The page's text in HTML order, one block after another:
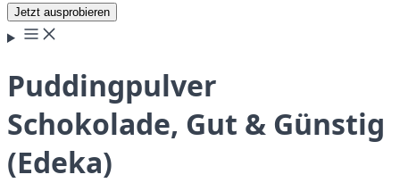
Jetzt ausprobieren
Puddingpulver
Schokolade, Gut & Günstig
(Edeka)